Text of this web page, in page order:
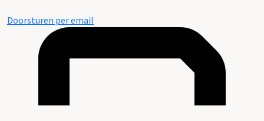
Doorsturen per email